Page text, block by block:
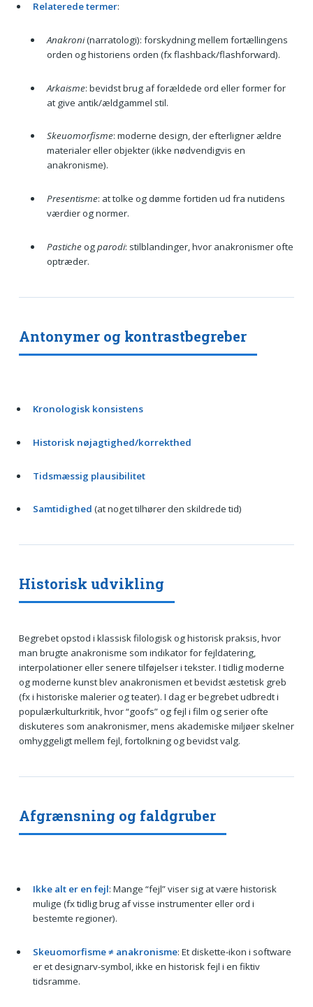
Relaterede termer:
Anakroni(narratologi): forskydning mellem fortællingens
orden og historiens orden (fx flashback/flashforward).
Arkaisme: bevidst brug af forældede ord eller former for
at give antik/ældgammel stil.
Skeuomorfisme: moderne design, der efterligner ældre
materialer eller objekter (ikke nødvendigvis en
anakronisme).
Presentisme: at tolke og dømme fortiden ud fra nutidens
værdier og normer.
Pasticheogparodi: stilblandinger, hvor anakronismer ofte
optræder.
Antonymer og kontrastbegreber
Kronologisk konsistens
Historisk nøjagtighed/korrekthed
Tidsmæssig plausibilitet
Samtidighed (at noget tilhører den skildrede tid)
Historisk udvikling
Begrebet opstod i klassisk filologisk og historisk praksis, hvor
man brugte anakronisme som indikator for fejldatering,
interpolationer eller senere tilføjelser i tekster. I tidlig moderne
og moderne kunst blev anakronismen et bevidst æstetisk greb
(fx i historiske malerier og teater). I dag er begrebet udbredt i
populærkulturkritik, hvor “goofs” og fejl i film og serier ofte
diskuteres som anakronismer, mens akademiske miljøer skelner
omhyggeligt mellem fejl, fortolkning og bevidst valg.
Afgrænsning og faldgruber
Ikke alt er en fejl: Mange “fejl” viser sig at være historisk
mulige (fx tidlig brug af visse instrumenter eller ord i
bestemte regioner).
Skeuomorfisme ≠ anakronisme: Et diskette-ikon i software
er et designarv-symbol, ikke en historisk fejl i en fiktiv
tidsramme.